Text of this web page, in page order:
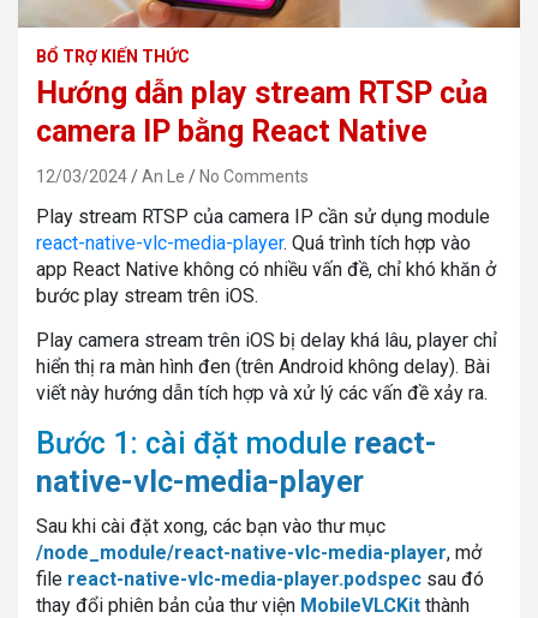
BỔ TRỢ KIẾN THỨC
Hướng dẫn play stream RTSP của
camera IP bằng React Native
12/03/2024 An Le No Comments
Play stream RTSP của camera IP cần sử dụng module
react-native-vlc-media-player. Quá trình tích hợp vào
app React Native không có nhiều vấn đề, chỉ khó khăn ở
bước play stream trên iOS.
Play camera stream trên iOS bị delay khá lâu, player chỉ
hiển thị ra màn hình đen (trên Android không delay). Bài
viết này hướng dẫn tích hợp và xử lý các vấn đề xảy ra.
Bước 1: cài đặt module react-
native-vlc-media-player
Sau khi cài đặt xong, các bạn vào thư mục
/node_module/react-native-vlc-media-player, mở
file react-native-vlc-media-player.podspec sau đó
thay đổi phiên bản của thư viện MobileVLCKit thành